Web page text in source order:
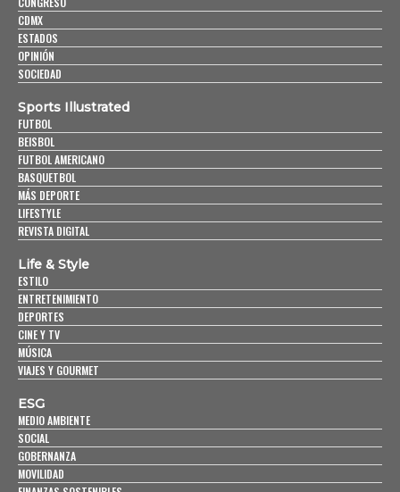
CDMX
ESTADOS
OPINIÓN
SOCIEDAD
Sports Illustrated
FUTBOL
BEISBOL
FUTBOL AMERICANO
BASQUETBOL
MÁS DEPORTE
LIFESTYLE
REVISTA DIGITAL
Life & Style
ESTILO
ENTRETENIMIENTO
DEPORTES
CINE Y TV
MÚSICA
VIAJES Y GOURMET
ESG
MEDIO AMBIENTE
SOCIAL
GOBERNANZA
MOVILIDAD